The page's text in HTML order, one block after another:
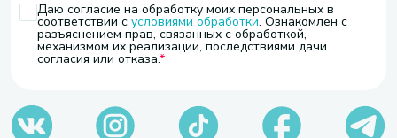
Даю согласие на обработку моих персональных в
соответствии с условиями обработки. Ознакомлен с
разъяснением прав, связанных с обработкой,
механизмом их реализации, последствиями дачи
согласия или отказа.